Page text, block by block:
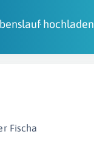
hochladen
Fischa